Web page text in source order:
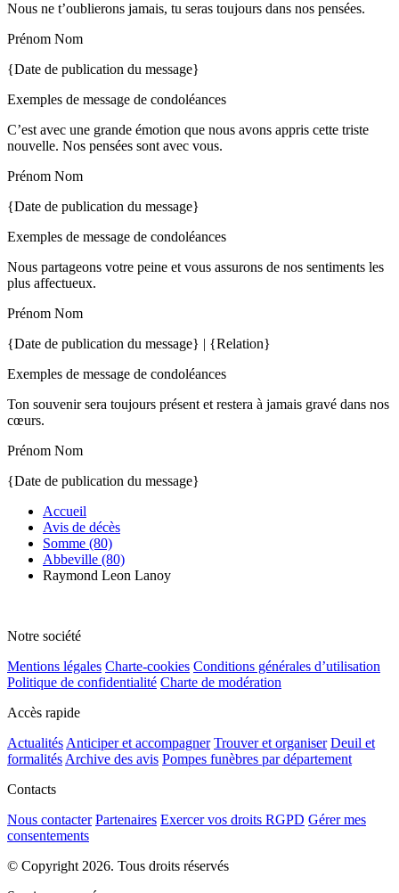
Nous ne t’oublierons jamais, tu seras toujours dans nos pensées.
Prénom Nom
{Date de publication du message}
Exemples de message de condoléances
C’est avec une grande émotion que nous avons appris cette triste
nouvelle. Nos pensées sont avec vous.
Prénom Nom
{Date de publication du message}
Exemples de message de condoléances
Nous partageons votre peine et vous assurons de nos sentiments les
plus affectueux.
Prénom Nom
{Date de publication du message} | {Relation}
Exemples de message de condoléances
Ton souvenir sera toujours présent et restera à jamais gravé dans nos
cœurs.
Prénom Nom
{Date de publication du message}
Accueil
Avis de décès
Somme (80)
Abbeville (80)
Raymond Leon Lanoy
Notre société
Mentions légales Charte-cookies Conditions générales d’utilisation
Politique de confidentialité Charte de modération
Accès rapide
Actualités Anticiper et accompagner Trouver et organiser Deuil et
formalités Archive des avis Pompes funèbres par département
Contacts
Nous contacter Partenaires Exercer vos droits RGPD Gérer mes
consentements
© Copyright 2026. Tous droits réservés